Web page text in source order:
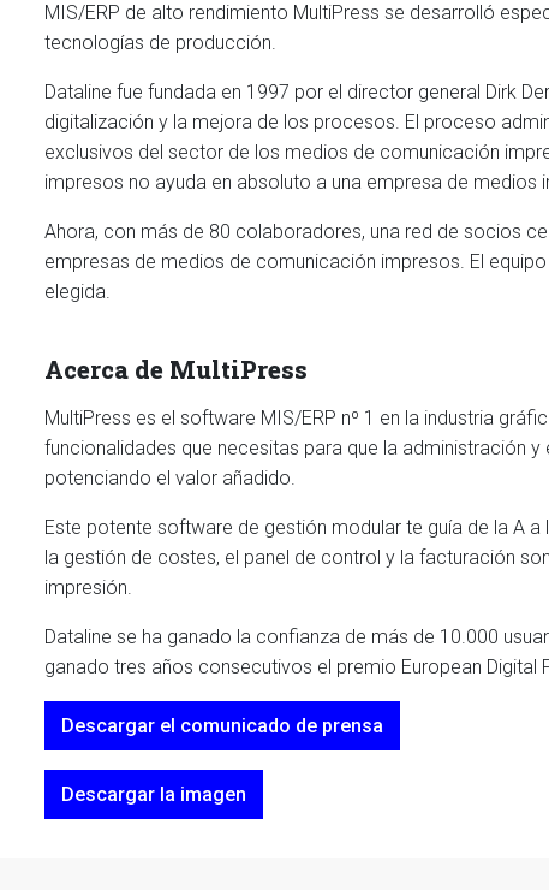
MIS/ERP de alto rendimiento MultiPress se desarrolló
tecnologías de producción.
Dataline fue fundada en 1997 por el director general Dirk
digitalización y la mejora de los procesos. El proceso
exclusivos del sector de los medios de comunicación
impresos no ayuda en absoluto a una empresa de medios
Ahora, con más de 80 colaboradores, una red de socios
empresas de medios de comunicación impresos. El
elegida.
Acerca de MultiPress
MultiPress es el software MIS/ERP nº 1 en la industria
funcionalidades que necesitas para que la administración
potenciando el valor añadido.
Este potente software de gestión modular te guía de la A
la gestión de costes, el panel de control y la facturación
impresión.
Dataline se ha ganado la confianza de más de 10.000
ganado tres años consecutivos el premio European Digital
Descargar el comunicado de prensa
Descargar la imagen